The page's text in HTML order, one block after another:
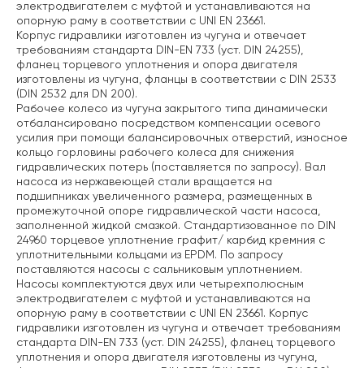
электродвигателем с муфтой и устанавливаются на
опорную раму в соответствии с UNI EN 23661.
Корпус гидравлики изготовлен из чугуна и отвечает
требованиям стандарта DIN-EN 733 (уст. DIN 24255),
фланец торцевого уплотнения и опора двигателя
изготовлены из чугуна, фланцы в соответствии с DIN 2533
(DIN 2532 для DN 200).
Рабочее колесо из чугуна закрытого типа динамически
отбалансировано посредством компенсации осевого
усилия при помощи балансировочных отверстий, износное
кольцо горловины рабочего колеса для снижения
гидравлических потерь (поставляется по запросу). Вал
насоса из нержавеющей стали вращается на
подшипниках увеличенного размера, размещенных в
промежуточной опоре гидравлической части насоса,
заполненной жидкой смазкой. Стандартизованное по DIN
24960 торцевое уплотнение графит/ карбид кремния с
уплотнительными кольцами из EPDM. По запросу
поставляются насосы с сальниковым уплотнением.
Насосы комплектуются двух или четырехполюсным
электродвигателем с муфтой и устанавливаются на
опорную раму в соответствии с UNI EN 23661. Корпус
гидравлики изготовлен из чугуна и отвечает требованиям
стандарта DIN-EN 733 (уст. DIN 24255), фланец торцевого
уплотнения и опора двигателя изготовлены из чугуна,